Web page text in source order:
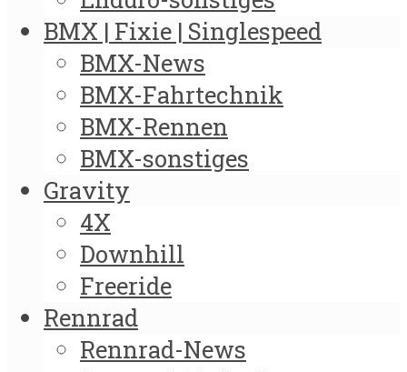
BMX | Fixie | Singlespeed
BMX-News
BMX-Fahrtechnik
BMX-Rennen
BMX-sonstiges
Gravity
4X
Downhill
Freeride
Rennrad
Rennrad-News